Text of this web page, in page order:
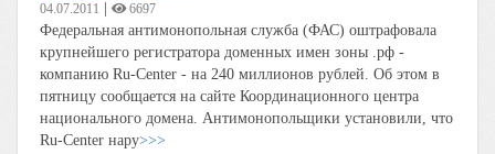
04.07.2011 6697
Федеральная антимонопольная служба (ФАС) оштрафовала
крупнейшего регистратора доменных имен зоны .рф -
компанию Ru-Center - на 240 миллионов рублей. Об этом в
пятницу сообщается на сайте Координационного центра
национального домена. Антимонопольщики установили, что
Ru-Center нару>>>